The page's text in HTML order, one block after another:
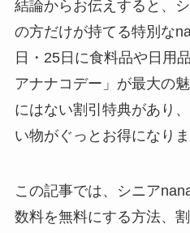
結論からお伝えすると、
の方だけが持てる特別な
日・25日に食料品や日用
アナナコデー」が最大の
にはない割引特典があり
い物がぐっとお得になりま
この記事では、シニア
数料を無料にする方法、